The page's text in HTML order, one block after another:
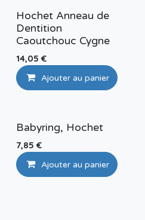
Hochet Anneau de
Dentition
Caoutchouc Cygne
14,05 €
Ajouter au panier
Babyring, Hochet
7,85 €
Ajouter au panier